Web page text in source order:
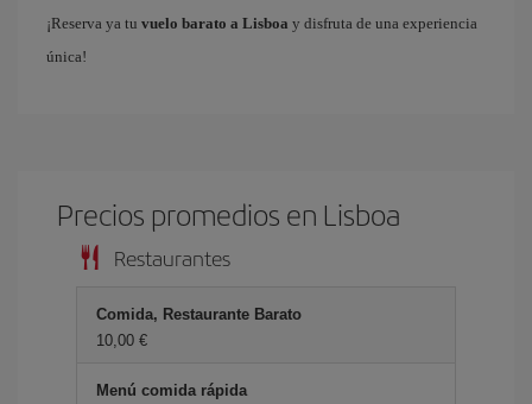
¡Reserva ya tu vuelo barato a Lisboa y disfruta de una experiencia
única!
Precios promedios en Lisboa
Restaurantes
Comida, Restaurante Barato
10,00 €
Menú comida rápida